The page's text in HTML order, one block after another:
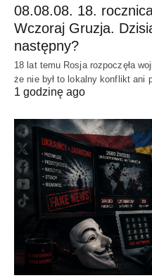
08.08.08. 18.
Wczoraj Gruzja.
następny?
18 lat temu Rosja rozpoczęła
że nie był to lokalny konflikt ani
1 godzinę ago